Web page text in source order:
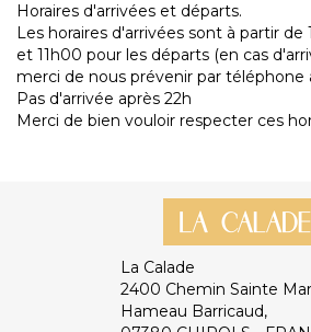
Horaires d'arrivées et départs.
Les horaires d'arrivées sont à partir de
et 11h00 pour les départs (en cas
merci de nous prévenir par téléphone
Pas d'arrivée après 22h
Merci de bien vouloir respecter ces
La Calade
2400 Chemin Sainte
Hameau Barricaud,